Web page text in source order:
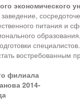
экономического
питания и
востребованным
филиала
2014-